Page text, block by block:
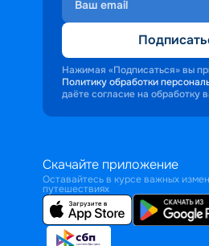
Нажимая «Подписаться» вы
Политику обработки
даёте согласие на обработку
Скачайте приложение
Оставайтесь в курсе важных
путешествиях